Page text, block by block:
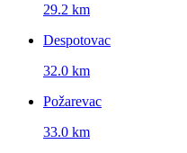
29.2 km
Despotovac
32.0 km
Požarevac
33.0 km